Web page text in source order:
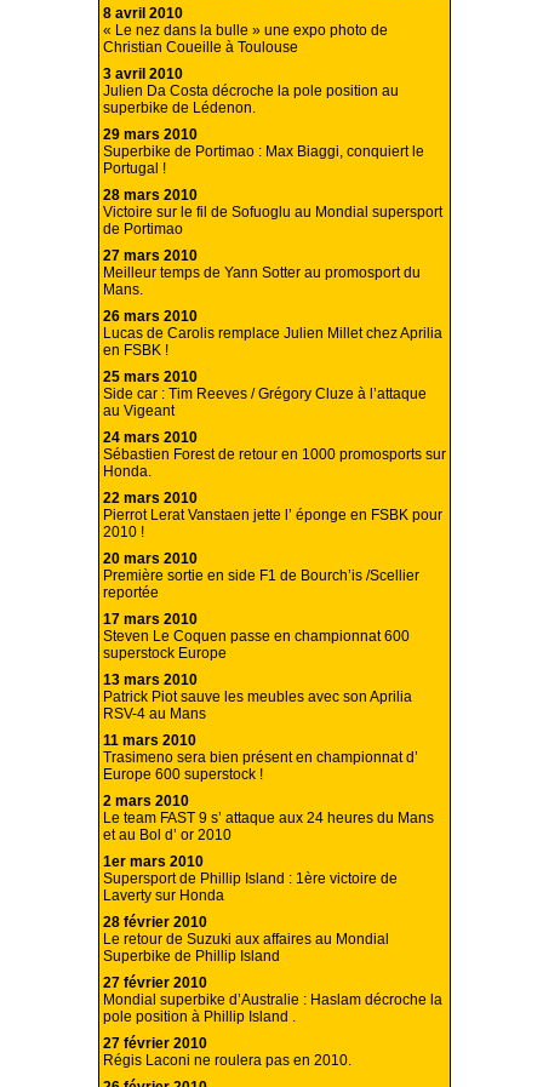
8 avril 2010
« Le nez dans la bulle » une expo photo de
Christian Coueille à Toulouse
3 avril 2010
Julien Da Costa décroche la pole position au
superbike de Lédenon.
29 mars 2010
Superbike de Portimao : Max Biaggi, conquiert le
Portugal !
28 mars 2010
Victoire sur le fil de Sofuoglu au Mondial supersport
de Portimao
27 mars 2010
Meilleur temps de Yann Sotter au promosport du
Mans.
26 mars 2010
Lucas de Carolis remplace Julien Millet chez Aprilia
en FSBK !
25 mars 2010
Side car : Tim Reeves / Grégory Cluze à l’attaque
au Vigeant
24 mars 2010
Sébastien Forest de retour en 1000 promosports sur
Honda.
22 mars 2010
Pierrot Lerat Vanstaen jette l’ éponge en FSBK pour
2010 !
20 mars 2010
Première sortie en side F1 de Bourch’is /Scellier
reportée
17 mars 2010
Steven Le Coquen passe en championnat 600
superstock Europe
13 mars 2010
Patrick Piot sauve les meubles avec son Aprilia
RSV-4 au Mans
11 mars 2010
Trasimeno sera bien présent en championnat d’
Europe 600 superstock !
2 mars 2010
Le team FAST 9 s’ attaque aux 24 heures du Mans
et au Bol d’ or 2010
1er mars 2010
Supersport de Phillip Island : 1ère victoire de
Laverty sur Honda
28 février 2010
Le retour de Suzuki aux affaires au Mondial
Superbike de Phillip Island
27 février 2010
Mondial superbike d’Australie : Haslam décroche la
pole position à Phillip Island .
27 février 2010
Régis Laconi ne roulera pas en 2010.